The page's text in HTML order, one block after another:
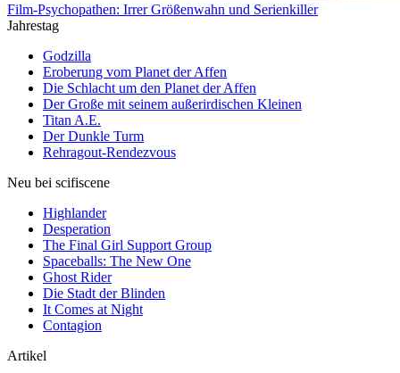
Film-Psychopathen: Irrer Größenwahn und Serienkiller
Jahrestag
Godzilla
Eroberung vom Planet der Affen
Die Schlacht um den Planet der Affen
Der Große mit seinem außerirdischen Kleinen
Titan A.E.
Der Dunkle Turm
Rehragout-Rendezvous
Neu bei scifiscene
Highlander
Desperation
The Final Girl Support Group
Spaceballs: The New One
Ghost Rider
Die Stadt der Blinden
It Comes at Night
Contagion
Artikel